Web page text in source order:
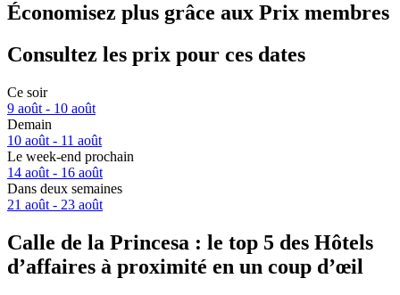
Économisez plus grâce aux Prix membres
Consultez les prix pour ces dates
Ce soir
9 août - 10 août
Demain
10 août - 11 août
Le week-end prochain
14 août - 16 août
Dans deux semaines
21 août - 23 août
Calle de la Princesa : le top 5 des Hôtels
d’affaires à proximité en un coup d’œil